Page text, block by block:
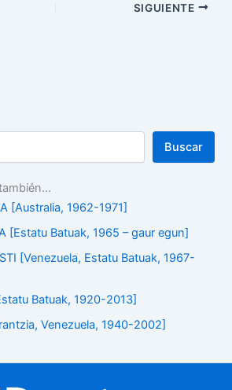
SIGUIENTE
Buscar
[Australia, 1962-1971]
[Estatu Batuak, 1965 – gaur egun]
[Venezuela, Estatu Batuak, 1967-
Batuak, 1920-2013]
Venezuela, 1940-2002]